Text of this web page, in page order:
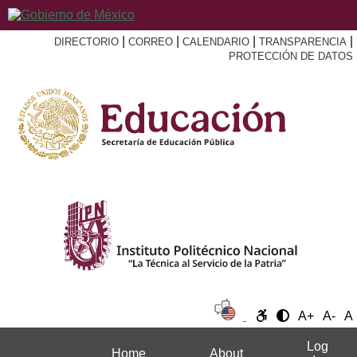
DIRECTORIO CORREO CALENDARIO TRANSPARENCIA
PROTECCIÓN DE DATOS
A+ A- A
Home About
Log